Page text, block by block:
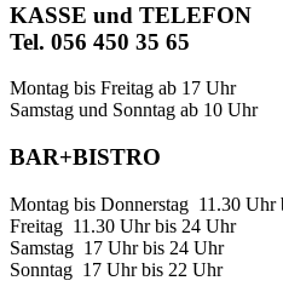
KASSE und TELEFON
Tel. 056 450 35 65
Montag bis Freitag ab 17 Uhr
Samstag und Sonntag ab 10 Uhr
BAR+BISTRO
Montag bis Donnerstag 11.30 Uhr
Freitag 11.30 Uhr bis 24 Uhr
Samstag 17 Uhr bis 24 Uhr
Sonntag 17 Uhr bis 22 Uhr